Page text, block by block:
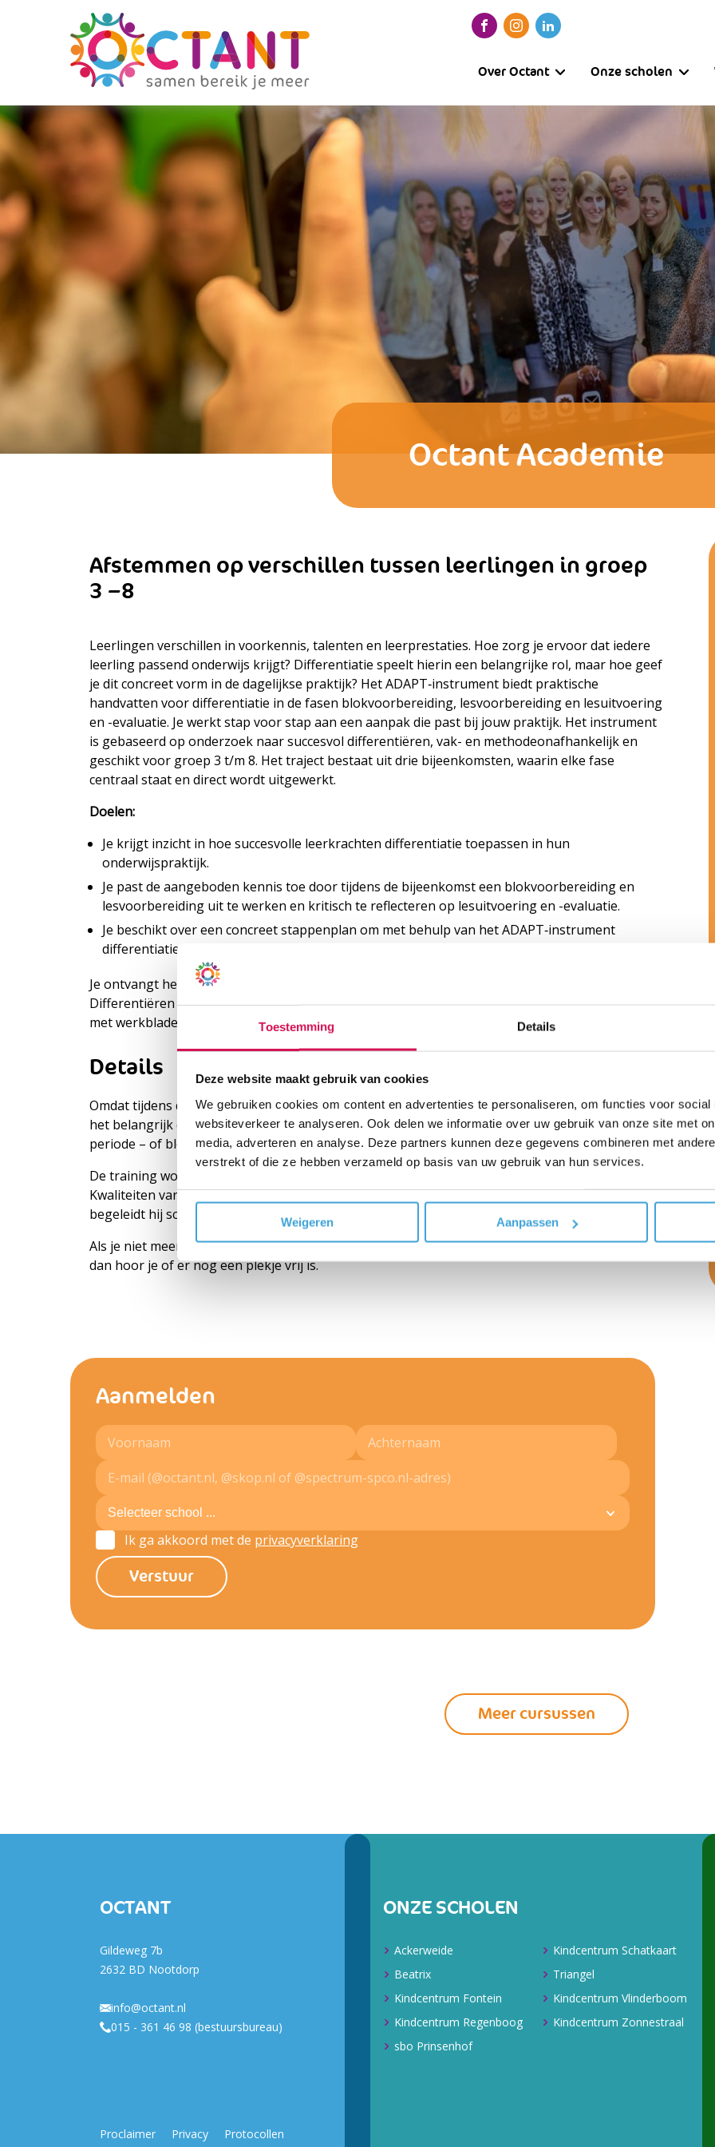
Toestemming Details
Deze website maakt gebruik van cookies
We gebruiken cookies om content en advertenties te personaliseren, om functies voor social
websiteverkeer te analyseren. Ook delen we informatie over uw gebruik van onze site met
media, adverteren en analyse. Deze partners kunnen deze gegevens combineren met
verstrekt of die ze hebben verzameld op basis van uw gebruik van hun services.
Weigeren Aanpassen
Over Octant Onze scholen
Octant Academie
Afstemmen op verschillen tussen leerlingen in groep
3 –8
Leerlingen verschillen in voorkennis, talenten en leerprestaties. Hoe zorg je ervoor dat iedere
leerling passend onderwijs krijgt? Differentiatie speelt hierin een belangrijke rol, maar hoe geef
je dit concreet vorm in de dagelijkse praktijk? Het ADAPT‑instrument biedt praktische
handvatten voor differentiatie in de fasen blokvoorbereiding, lesvoorbereiding en lesuitvoering
en -evaluatie. Je werkt stap voor stap aan een aanpak die past bij jouw praktijk. Het instrument
is gebaseerd op onderzoek naar succesvol differentiëren, vak- en methodeonafhankelijk en
geschikt voor groep 3 t/m 8. Het traject bestaat uit drie bijeenkomsten, waarin elke fase
centraal staat en direct wordt uitgewerkt.
Doelen:
Je krijgt inzicht in hoe succesvolle leerkrachten differentiatie toepassen in hun
onderwijspraktijk.
Je past de aangeboden kennis toe door tijdens de bijeenkomst een blokvoorbereiding en
lesvoorbereiding uit te werken en kritisch te reflecteren op lesuitvoering en -evaluatie.
Je beschikt over een concreet stappenplan om met behulp van het ADAPT‑instrument
differentiatie vorm te geven in jouw eigen praktijk.
Je ontvangt het ‘Het ADAPT‑instrument’ dat is gebaseerd op de theorie uit het boek
Differentiëren in 5, 4, 3… (Keuning, Van Geel & Smienk‑Otten, 2001). Tijdens de training werk je
met werkbladen die een stappenplan bevatten om differentiatie in de praktijk vorm te geven.
Details
Omdat tijdens de training tijd wordt ingeruimd om een blok- en lesvoorbereiding te maken, is
het belangrijk dat je de benodigde informatie hiervoor meeneemt (methode handleiding,
periode – of blokplan, evaluatie gegevens).
De training wordt gegeven door Jan Martens, hij werkt als docent-onderzoeker bij het lectoraat
Kwaliteiten van Leraren aan de Hogeschool van Arnhem en Nijmegen. Vanuit deze functie
begeleidt hij scholen bij het ontwikkelen van differentiatievaardigheden in het onderwijs.
Als je niet meer kunt aanmelden via de website, stuur dan een mailtje naar academie@octant.nl,
dan hoor je of er nog een plekje vrij is.
Aanmelden
Ik ga akkoord met de privacyverklaring
Meer cursussen
OCTANT
Gildeweg 7b
2632 BD Nootdorp
info@octant.nl
015 - 361 46 98 (bestuursbureau)
Proclaimer Privacy
Protocollen
ONZE SCHOLEN
Ackerweide
Beatrix
Kindcentrum Fontein
Kindcentrum Regenboog
sbo Prinsenhof
Kindcentrum Schatkaart
Triangel
Kindcentrum Vlinderboom
Kindcentrum Zonnestraal